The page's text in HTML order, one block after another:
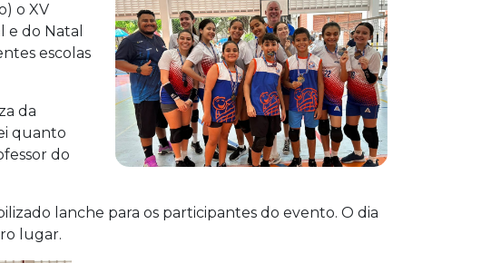
o XV
e do Natal
escolas
da
quanto
do
lanche para os participantes do evento. O dia
lugar.